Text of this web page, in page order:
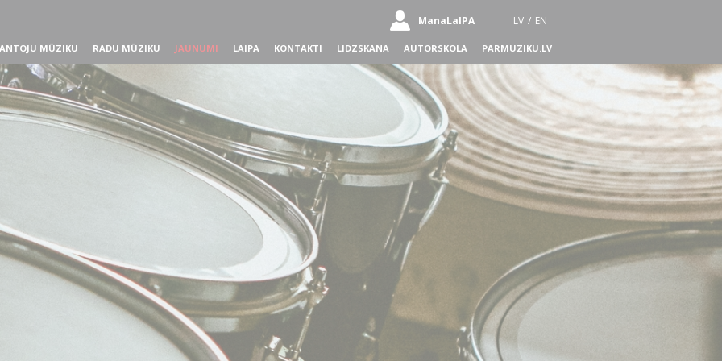
ManaLaIPA LV / EN
MŪZIKU RADU MŪZIKU JAUNUMI LAIPA KONTAKTI LIDZSKANA AUTORSKOLA PARMUZIKU.LV